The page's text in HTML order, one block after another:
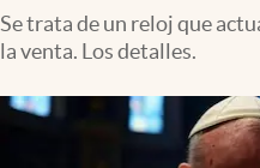
Se trata de un reloj que
la venta. Los detalles.